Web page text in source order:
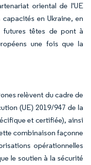
oriental de l'UE
en Ukraine, en
futures têtes de pont à
une fois que la
relèvent du cadre de
(UE) 2019/947 de la
et certifiée), ainsi
combinaison façonne
opérationnelles
le soutien à la sécurité